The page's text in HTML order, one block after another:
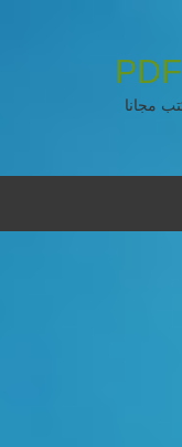
PDF
مجانا